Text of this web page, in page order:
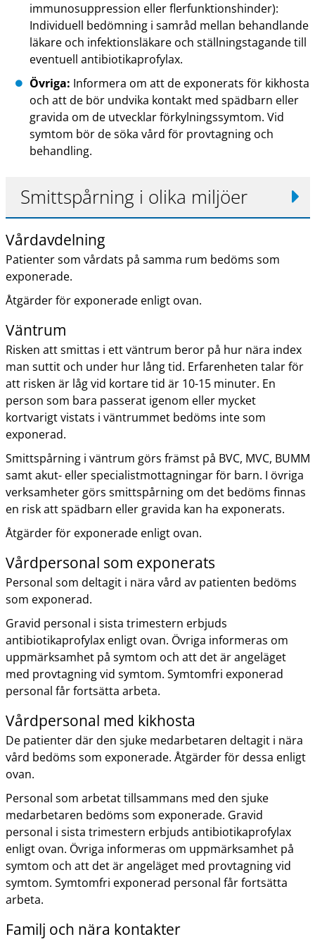
immunosuppression eller flerfunktionshinder):
Individuell bedömning i samråd mellan behandlande
läkare och infektionsläkare och ställningstagande till
eventuell antibiotikaprofylax.
Övriga: Informera om att de exponerats för kikhosta
och att de bör undvika kontakt med spädbarn eller
gravida om de utvecklar förkylningssymtom. Vid
symtom bör de söka vård för provtagning och
behandling.
Smittspårning i olika miljöer
Vårdavdelning
Patienter som vårdats på samma rum bedöms som
exponerade.
Åtgärder för exponerade enligt ovan.
Väntrum
Risken att smittas i ett väntrum beror på hur nära index
man suttit och under hur lång tid. Erfarenheten talar för
att risken är låg vid kortare tid är 10-15 minuter. En
person som bara passerat igenom eller mycket
kortvarigt vistats i väntrummet bedöms inte som
exponerad.
Smittspårning i väntrum görs främst på BVC, MVC, BUMM
samt akut- eller specialistmottagningar för barn. I övriga
verksamheter görs smittspårning om det bedöms finnas
en risk att spädbarn eller gravida kan ha exponerats.
Åtgärder för exponerade enligt ovan.
Vårdpersonal som exponerats
Personal som deltagit i nära vård av patienten bedöms
som exponerad.
Gravid personal i sista trimestern erbjuds
antibiotikaprofylax enligt ovan. Övriga informeras om
uppmärksamhet på symtom och att det är angeläget
med provtagning vid symtom. Symtomfri exponerad
personal får fortsätta arbeta.
Vårdpersonal med kikhosta
De patienter där den sjuke medarbetaren deltagit i nära
vård bedöms som exponerade. Åtgärder för dessa enligt
ovan.
Personal som arbetat tillsammans med den sjuke
medarbetaren bedöms som exponerade. Gravid
personal i sista trimestern erbjuds antibiotikaprofylax
enligt ovan. Övriga informeras om uppmärksamhet på
symtom och att det är angeläget med provtagning vid
symtom. Symtomfri exponerad personal får fortsätta
arbeta.
Familj och nära kontakter